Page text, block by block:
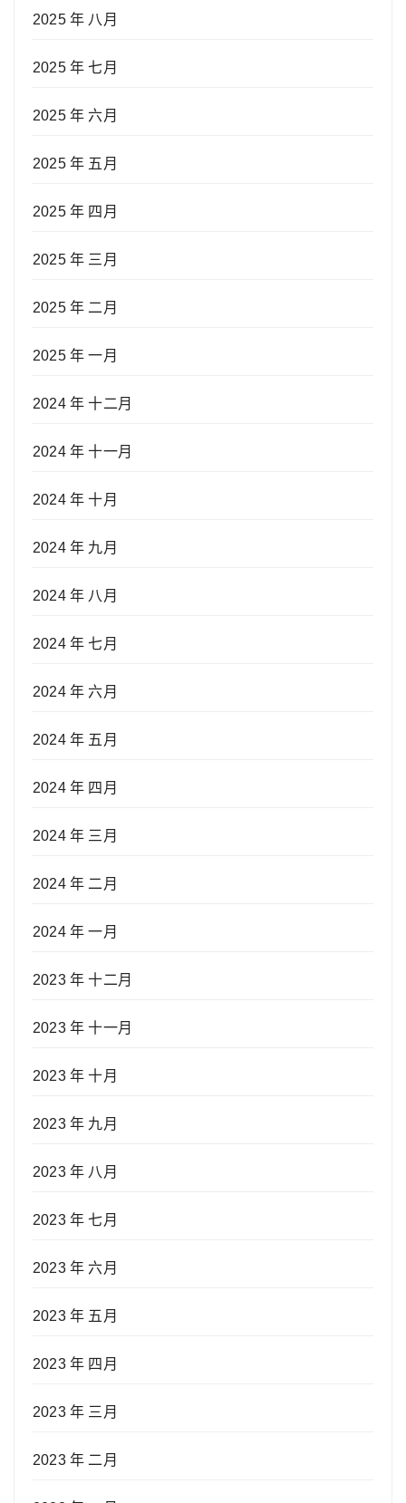
2025 年 八月
2025 年 七月
2025 年 六月
2025 年 五月
2025 年 四月
2025 年 三月
2025 年 二月
2025 年 一月
2024 年 十二月
2024 年 十一月
2024 年 十月
2024 年 九月
2024 年 八月
2024 年 七月
2024 年 六月
2024 年 五月
2024 年 四月
2024 年 三月
2024 年 二月
2024 年 一月
2023 年 十二月
2023 年 十一月
2023 年 十月
2023 年 九月
2023 年 八月
2023 年 七月
2023 年 六月
2023 年 五月
2023 年 四月
2023 年 三月
2023 年 二月